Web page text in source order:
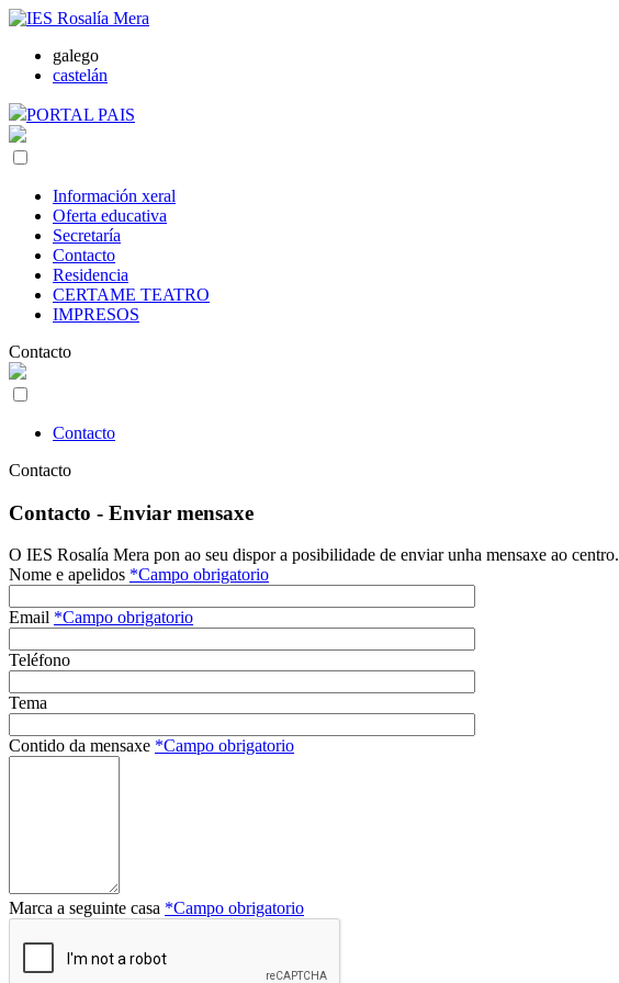
galego
castelán
PORTAL PAIS
Información xeral
Oferta educativa
Secretaría
Contacto
Residencia
CERTAME TEATRO
IMPRESOS
Contacto
Contacto
Contacto
Contacto - Enviar mensaxe
O IES Rosalía Mera pon ao seu dispor a posibilidade de enviar unha mensaxe ao centro.
Nome e apelidos *Campo obrigatorio
Email *Campo obrigatorio
Teléfono
Tema
Contido da mensaxe *Campo obrigatorio
Marca a seguinte casa *Campo obrigatorio